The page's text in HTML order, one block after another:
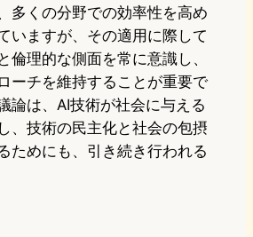
多くの分野での効率性を高め
いますが、その適用に際して
倫理的な側面を常に意識し、
ーチを維持することが重要で
論は、AI技術が社会に与える
、技術の民主化と社会の包摂
ためにも、引き続き行われる